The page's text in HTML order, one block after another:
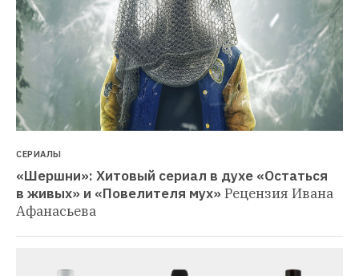
СЕРИАЛЫ
«Шершни»: Хитовый сериал в духе «Остаться
в живых» и «Повелителя мух» Рецензия Ивана
Афанасьева